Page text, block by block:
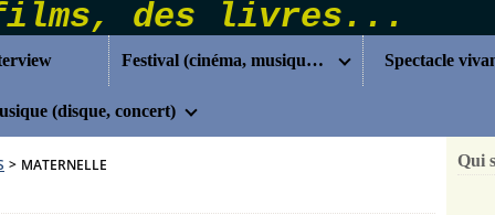
Festival (cinéma, musique...) Spectacle
(disque, concert)
> MATERNELLE Qui